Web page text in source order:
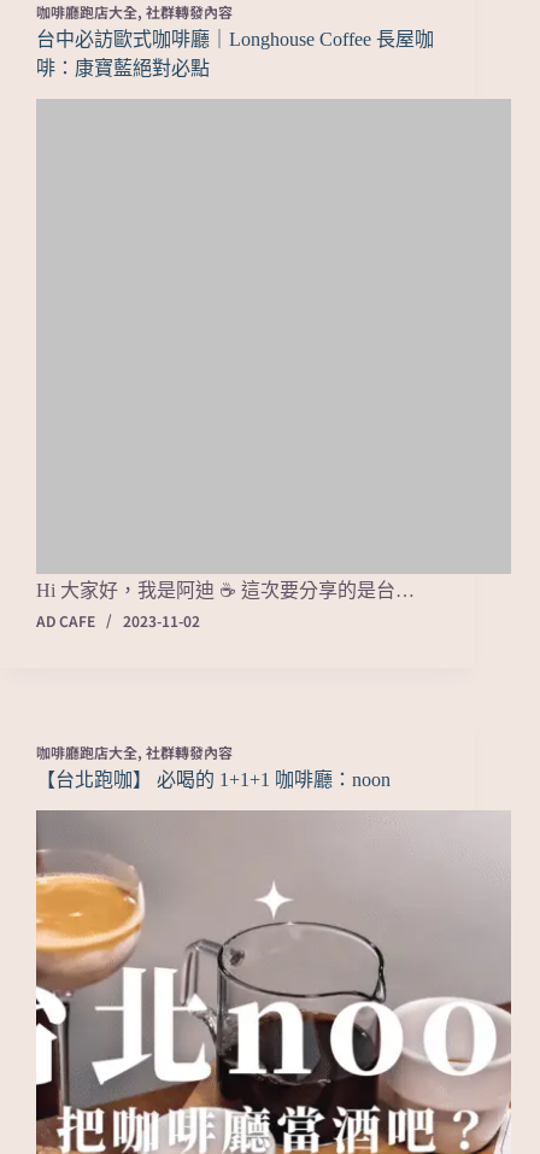
咖啡廳跑店大全, 社群轉發內容
台中必訪歐式咖啡廳｜Longhouse Coffee 長屋咖
啡：康寶藍絕對必點
Hi 大家好，我是阿迪 ☕ 這次要分享的是台…
AD CAFE
2023-11-02
咖啡廳跑店大全, 社群轉發內容
【台北跑咖】 必喝的 1+1+1 咖啡廳：noon